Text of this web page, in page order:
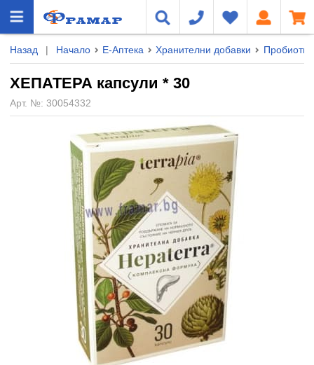
Назад | Начало Е-Аптека Хранителни добавки
ХЕПАТЕРА капсули * 30
Арт. №: 30054332